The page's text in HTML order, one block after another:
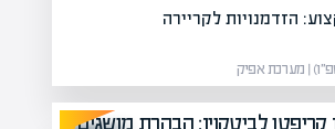
ובו
הזדמנויות לקריירה